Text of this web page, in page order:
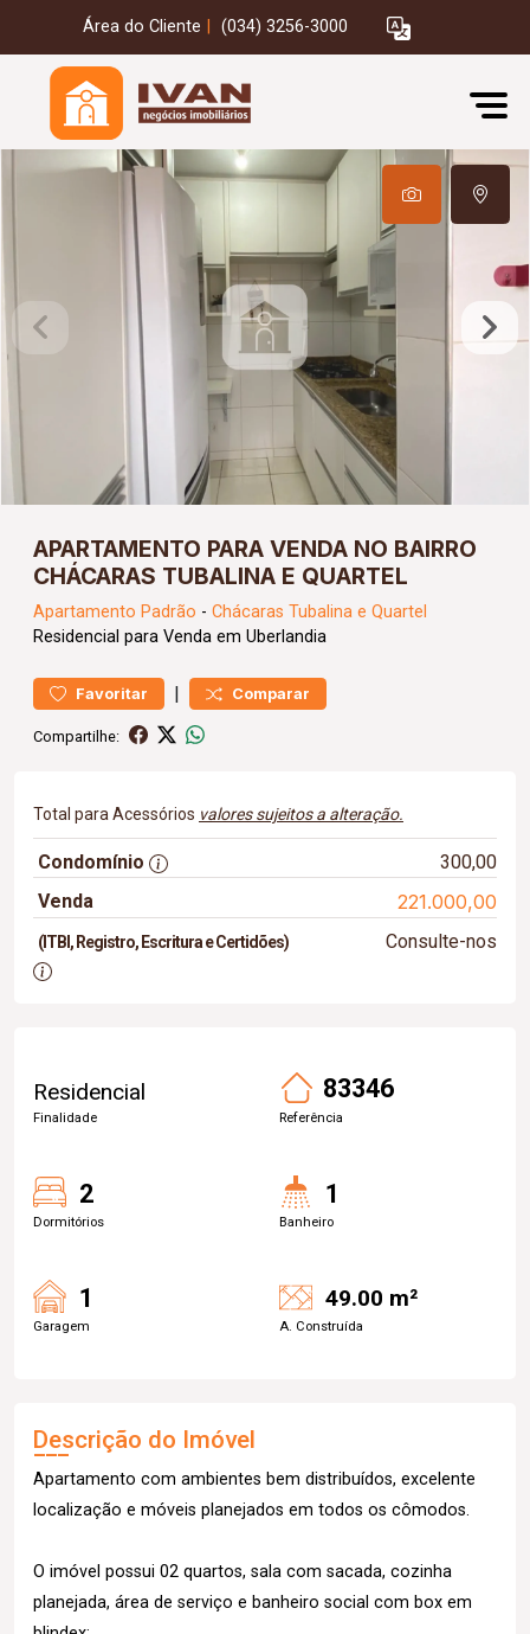
Área do Cliente (034) 3256-3000
APARTAMENTO PARA VENDA NO BAIRRO
CHÁCARAS TUBALINA E QUARTEL
Apartamento Padrão - Chácaras Tubalina e Quartel
Residencial para Venda em Uberlandia
Favoritar | Comparar
Compartilhe:
Total para Acessórios valores sujeitos a alteração.
Condomínio
300,00
Venda
221.000,00
(ITBI, Registro, Escritura e Certidões) Consulte-nos
Residencial
Finalidade
83346
Referência
2
Dormitórios
1
Banheiro
1
Garagem
49.00 m²
A. Construída
Descrição do Imóvel
Apartamento com ambientes bem distribuídos, excelente
localização e móveis planejados em todos os cômodos.
O imóvel possui 02 quartos, sala com sacada, cozinha
planejada, área de serviço e banheiro social com box em